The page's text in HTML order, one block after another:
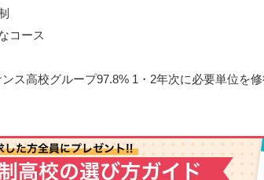
コース
ス高校グループ97.8% 1・2年次に必要単位を